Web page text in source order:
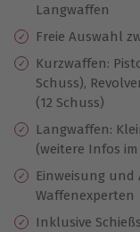
Langwaffen
Freie Auswahl
Kurzwaffen:
Schuss),
(12 Schuss)
Langwaffen:
(weitere Infos
Einweisung
Waffenexperten
Inklusive